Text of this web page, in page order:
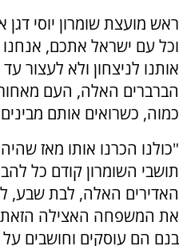
ראש מועצת שומרון יוסי
וכל עם ישראל אתכם, אנחנו
אותנו לניצחון ולא לעצור
הברברים האלה, העם
כמוה, כשרואים אותם
"כולנו הכרנו אותו מאז
תושבי השומרון קודם כל
האדירים האלה, לבת שבע,
את המשפחה האצילה
בנם הם עוסקים וחושבים